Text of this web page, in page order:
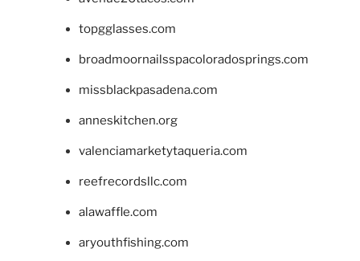
topgglasses.com
broadmoornailsspacoloradosprings.com
missblackpasadena.com
anneskitchen.org
valenciamarketytaqueria.com
reefrecordsllc.com
alawaffle.com
aryouthfishing.com